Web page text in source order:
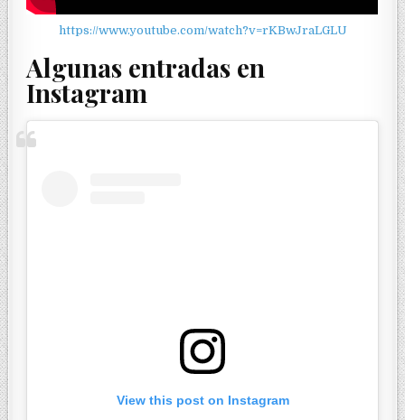
https://www.youtube.com/watch?v=rKBwJraLGLU
Algunas entradas en
Instagram
View this post on Instagram